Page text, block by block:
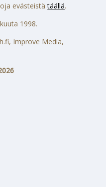
evästeistätäällä.
1998.
Improve Media,